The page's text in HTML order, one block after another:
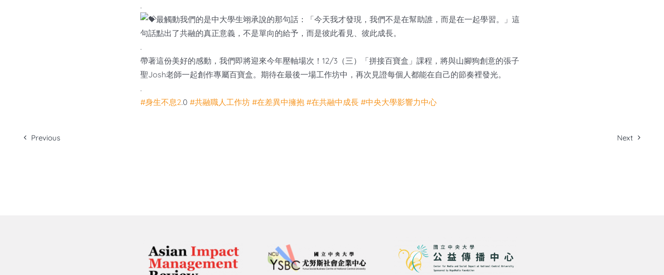
.
最觸動我們的是中大學生翊承說的那句話：「今天我才發現，我們不是在幫助誰，而是在一起學習。」這
句話點出了共融的真正意義，不是單向的給予，而是彼此看見、彼此成長。
.
帶著這份美好的感動，我們即將迎來今年壓軸場次！12/3（三）「拼接百寶盒」課程，將與山腳狗創意的張子
聖Josh老師一起創作專屬百寶盒。期待在最後一場工作坊中，再次見證每個人都能在自己的節奏裡發光。
.
#身生不息2.0 #共融職人工作坊 #在差異中擁抱 #在共融中成長 #中央大學影響力中心
Previous Next